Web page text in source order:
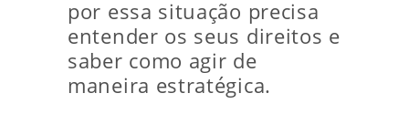
por essa situação precisa
entender os seus direitos e
saber como agir de
maneira estratégica.